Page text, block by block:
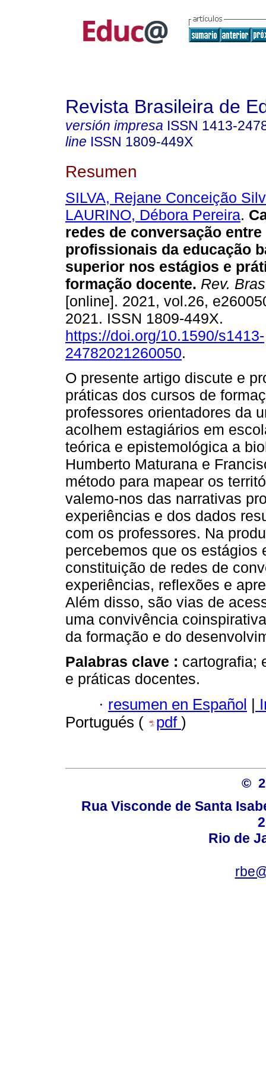
Revista Brasileira de
versión impresa ISSN 1413-
line ISSN 1809-449X
Resumen
SILVA, Rejane Conceição
LAURINO, Débora Pereira.
redes de conversação entre
profissionais da educação
superior nos estágios e
formação docente. Rev.
[online]. 2021, vol.26,
2021. ISSN 1809-449X.
https://doi.org/10.1590/s1413-
24782021260050.
O presente artigo discute e
práticas dos cursos de
professores orientadores da
acolhem estagiários em
teórica e epistemológica a
Humberto Maturana e
método para mapear os
valemo-nos das narrativas
experiências e dos dados
com os professores. Na
percebemos que os estágios
constituição de redes de
experiências, reflexões e
Além disso, são vias de
uma convivência
da formação e do
Palabras clave : cartografia;
e práticas docentes.
· resumen en Español |
Portugués (
pdf )
©
Rua Visconde de Santa
Rio de